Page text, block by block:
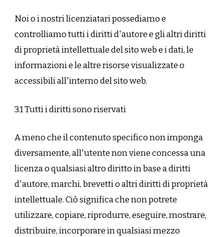
Noi o i nostri licenziatari possediamo e
controlliamo tutti i diritti d'autore e gli altri diritti
di proprietà intellettuale del sito web e i dati, le
informazioni e le altre risorse visualizzate o
accessibili all'interno del sito web.
3.1 Tutti i diritti sono riservati
A meno che il contenuto specifico non imponga
diversamente, all'utente non viene concessa una
licenza o qualsiasi altro diritto in base a diritti
d'autore, marchi, brevetti o altri diritti di proprietà
intellettuale. Ciò significa che non potrete
utilizzare, copiare, riprodurre, eseguire, mostrare,
distribuire, incorporare in qualsiasi mezzo